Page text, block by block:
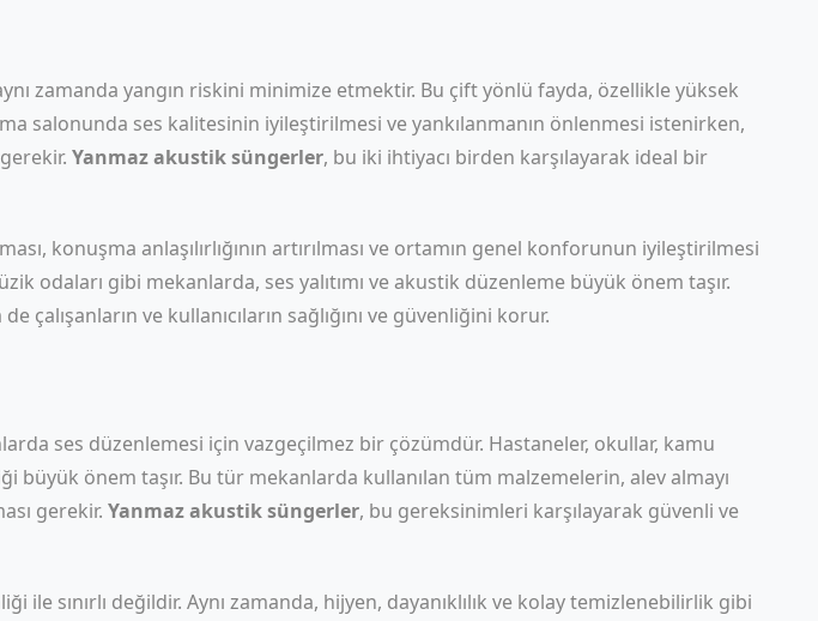
zamanda yangın riskini minimize etmektir. Bu çift yönlü fayda, özellikle yüksek
salonunda ses kalitesinin iyileştirilmesi ve yankılanmanın önlenmesi istenirken,
Yanmaz akustik süngerler, bu iki ihtiyacı birden karşılayarak ideal bir
konuşma anlaşılırlığının artırılması ve ortamın genel konforunun iyileştirilmesi
odaları gibi mekanlarda, ses yalıtımı ve akustik düzenleme büyük önem taşır.
ve kullanıcıların sağlığını ve güvenliğini korur.
ses düzenlemesi için vazgeçilmez bir çözümdür. Hastaneler, okullar, kamu
önem taşır. Bu tür mekanlarda kullanılan tüm malzemelerin, alev almayı
gerekir. Yanmaz akustik süngerler, bu gereksinimleri karşılayarak güvenli ve
sınırlı değildir. Aynı zamanda, hijyen, dayanıklılık ve kolay temizlenebilirlik gibi